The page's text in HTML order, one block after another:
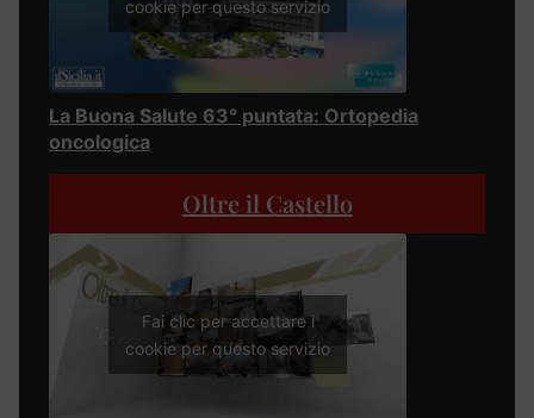
cookie per questo servizio
La Buona Salute 63° puntata: Ortopedia
oncologica
Oltre il Castello
Fai clic per accettare i
cookie per questo servizio